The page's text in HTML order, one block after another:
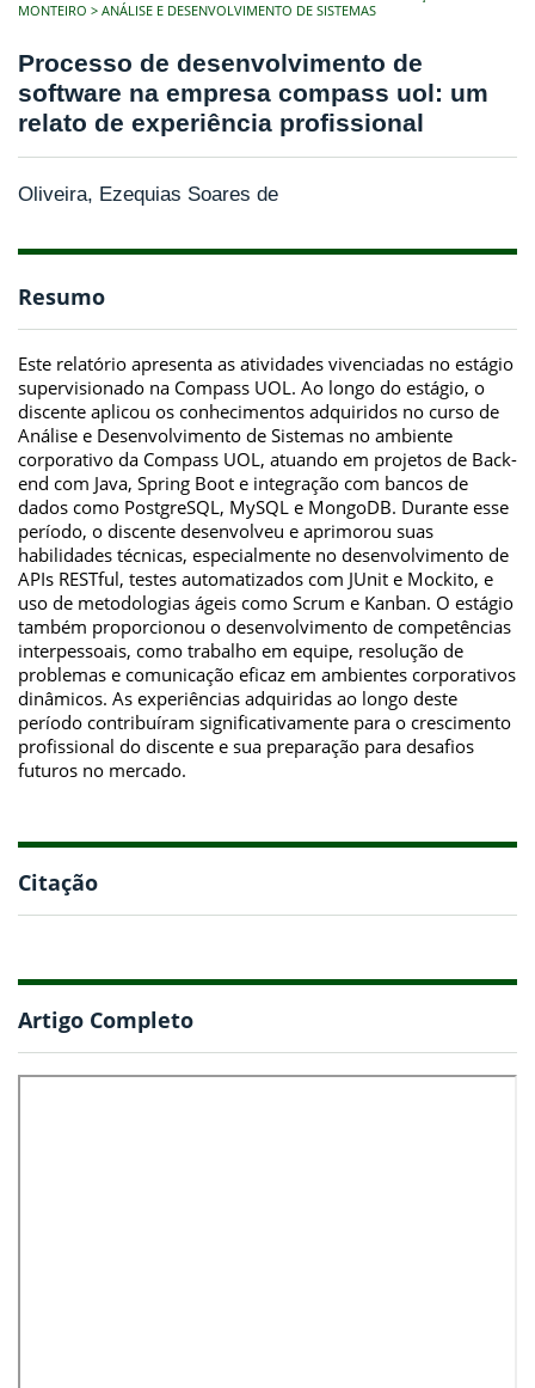
MONTEIRO
ANÁLISE E DESENVOLVIMENTO DE SISTEMAS
Processo de desenvolvimento de
software na empresa compass uol: um
relato de experiência profissional
Oliveira, Ezequias Soares de
Resumo
Este relatório apresenta as atividades vivenciadas no estágio
supervisionado na Compass UOL. Ao longo do estágio, o
discente aplicou os conhecimentos adquiridos no curso de
Análise e Desenvolvimento de Sistemas no ambiente
corporativo da Compass UOL, atuando em projetos de Back-
end com Java, Spring Boot e integração com bancos de
dados como PostgreSQL, MySQL e MongoDB. Durante esse
período, o discente desenvolveu e aprimorou suas
habilidades técnicas, especialmente no desenvolvimento de
APIs RESTful, testes automatizados com JUnit e Mockito, e
uso de metodologias ágeis como Scrum e Kanban. O estágio
também proporcionou o desenvolvimento de competências
interpessoais, como trabalho em equipe, resolução de
problemas e comunicação eficaz em ambientes corporativos
dinâmicos. As experiências adquiridas ao longo deste
período contribuíram significativamente para o crescimento
profissional do discente e sua preparação para desafios
futuros no mercado.
Citação
Artigo Completo